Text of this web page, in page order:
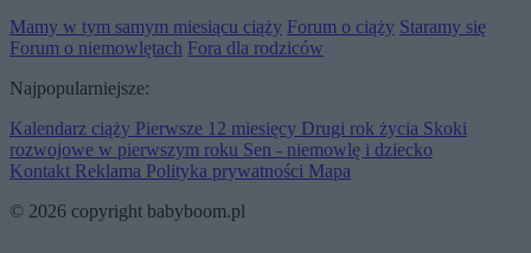
Mamy w tym samym miesiącu ciąży Forum o ciąży Staramy się
Forum o niemowlętach Fora dla rodziców
Najpopularniejsze:
Kalendarz ciąży Pierwsze 12 miesięcy Drugi rok życia Skoki
rozwojowe w pierwszym roku Sen - niemowlę i dziecko
Kontakt Reklama Polityka prywatności Mapa
© 2026 copyright babyboom.pl